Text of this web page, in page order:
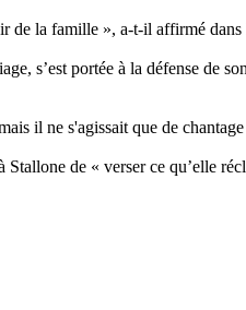
de la famille », a-t-il affirmé
s’est portée à la défense de
il ne s'agissait que de
de « verser ce qu’elle